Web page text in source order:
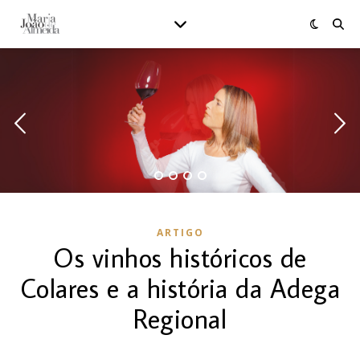
ARTIGO
Os vinhos históricos de
Colares e a história da Adega
Regional